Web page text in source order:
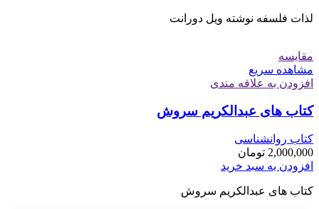
لذات فلسفه نوشته ویل دورانت
مقایسه
مشاهده سریع
افزودن به علاقه مندی
کتاب های عبدالکریم سروش
کتاب روانشناسی
2,000,000 تومان
افزودن به سبد خرید
کتاب های عبدالکریم سروش